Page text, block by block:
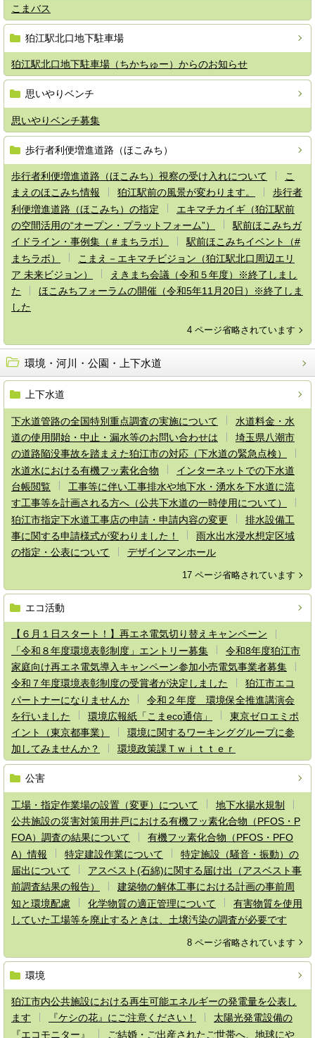
こまバス
狛江駅北口地下駐車場
狛江駅北口地下駐車場（ちかちゅー）からのお知らせ
思いやりベンチ
思いやりベンチ募集
歩行者利便増進道路（ほこみち）
歩行者利便増進道路（ほこみち）視察の受け入れについて
こ
まえのほこみち情報
狛江駅前の風景が変わります。
歩行者
利便増進道路（ほこみち）の指定
エキマチカイギ（狛江駅前
の空間活用の“オープン・プラットフォーム”）
駅前ほこみちガ
イドライン・事例集（＃まちラボ）
駅前ほこみちイベント（#
まちラボ）
こまえ－エキマチビジョン（狛江駅北口周辺エリ
ア 未来ビジョン）
えきまち会議（令和５年度）※終了しまし
た
ほこみちフォーラムの開催（令和5年11月20日）※終了しま
した
4 ページ省略されています
環境・河川・公園・上下水道
上下水道
下水道管路の全国特別重点調査の実施について
水道料金・水
道の使用開始・中止・漏水等のお問い合わせは
埼玉県八潮市
の道路陥没事故を踏まえた狛江市の対応（下水道の緊急点検）
水道水における有機フッ素化合物
インターネットでの下水道
台帳閲覧
工事等に伴い工事排水や地下水・湧水を下水道に流
す工事等を計画される方へ（公共下水道の一時使用について）
狛江市指定下水道工事店の申請・申請内容の変更
排水設備工
事に関する申請様式が変わりました！
雨水出水浸水想定区域
の指定・公表について
デザインマンホール
17 ページ省略されています
エコ活動
【６月１日スタート！】再エネ電気切り替えキャンペーン
「令和８年度環境表彰制度」エントリー募集
令和8年度狛江市
家庭向け再エネ電気導入キャンペーン参加小売電気事業者募集
令和７年度環境表彰制度の受賞者が決定しました
狛江市エコ
パートナーになりませんか
令和２年度 環境保全推進講演会
を行いました
環境広報紙「こまeco通信」
東京ゼロエミポ
イント（東京都事業）
環境に関するワーキンググループに参
加してみませんか？
環境政策課Ｔｗｉｔｔｅｒ
公害
工場・指定作業場の設置（変更）について
地下水揚水規制
公共施設の災害対策用井戸における有機フッ素化合物（PFOS・P
FOA）調査の結果について
有機フッ素化合物（PFOS・PFO
A）情報
特定建設作業について
特定施設（騒音・振動）の
届出について
アスベスト(石綿)に関する届け出（アスベスト事
前調査結果の報告）
建築物の解体工事における計画の事前周
知と環境配慮
化学物質の適正管理について
有害物質を使用
していた工場等を廃止するときは、土壌汚染の調査が必要です
8 ページ省略されています
環境
狛江市内公共施設における再生可能エネルギーの発電量を公表し
ます
『ケシの花』にご注意ください！
太陽光発電設備の
『エコモニター』
ご結婚・ご出産されたご世帯へ、地球にや